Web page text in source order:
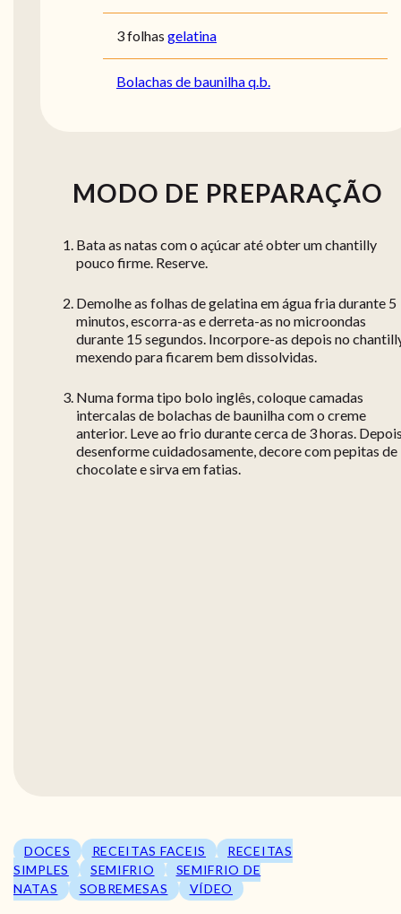
3 folhas gelatina
Bolachas de baunilha q.b.
MODO DE PREPARAÇÃO
Bata as natas com o açúcar até obter um chantilly
pouco firme. Reserve.
Demolhe as folhas de gelatina em água fria durante 5
minutos, escorra-as e derreta-as no microondas
durante 15 segundos. Incorpore-as depois no
mexendo para ficarem bem dissolvidas.
Numa forma tipo bolo inglês, coloque camadas
intercalas de bolachas de baunilha com o creme
anterior. Leve ao frio durante cerca de 3 horas.
desenforme cuidadosamente, decore com pepitas de
chocolate e sirva em fatias.
DOCES RECEITAS FACEIS
RECEITAS
SIMPLES
SEMIFRIO
SEMIFRIO DE
NATAS
SOBREMESAS VÍDEO